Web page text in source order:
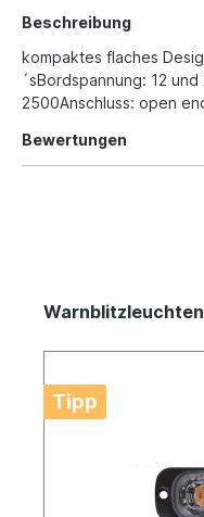
Beschreibung
kompaktes flaches
´sBordspannung: 12
2500Anschluss: open
Bewertungen
Warnblitzleuchten
Tipp